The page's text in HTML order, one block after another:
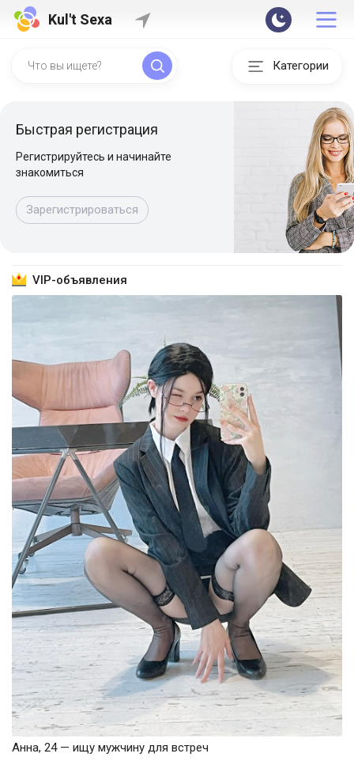
Kul't Sexa
Категории
Быстрая регистрация
Регистрируйтесь и начинайте
знакомиться
Зарегистрироваться
VIP-объявления
Анна, 24 — ищу мужчину для встреч